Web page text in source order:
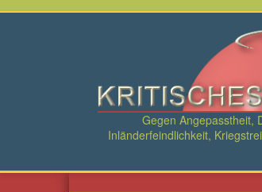
Direkt
Gegen Angepasstheit,
Inländerfeindlichkeit,